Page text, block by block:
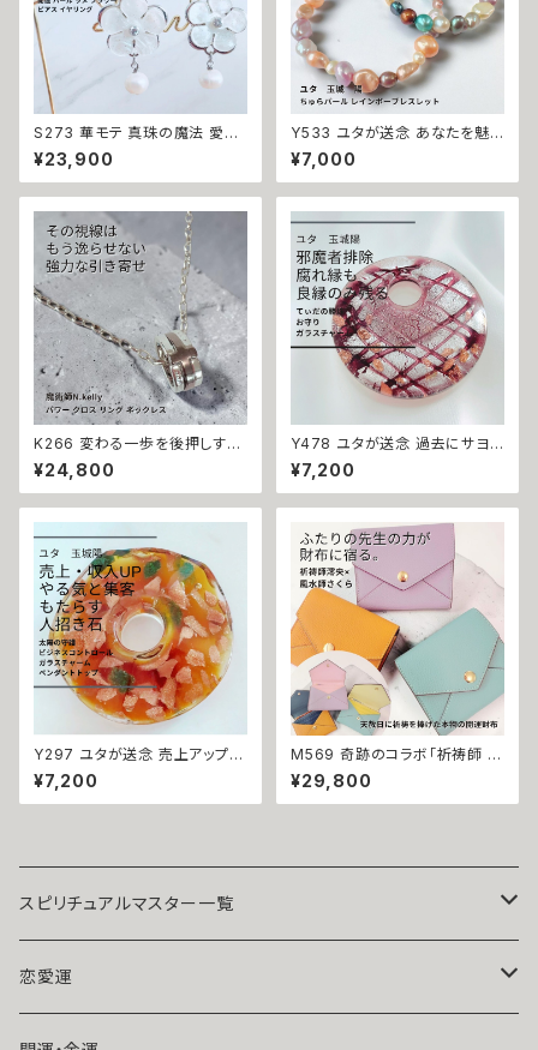
S273 華モテ 真珠の魔法 愛さ
れ上手な人気者へ 開運 パール
ラメ フラワー ピアス イヤリング
ウィッカの３つの魔法 花 人気 モ
アップ 幸運 召致 潜在能力 魔術
魔法 おまじない 白魔法 強力 ア
クセサリー パワーストーン
¥23,900
Y533 ユタが送念 あなたを魅
了の中心へ 誘いが増えすぎて困
る ちゅらパール レインボーブレ
スレット ユタ 占い 祈祷 送念 真
力 魅力 魅了 ときめき 沖縄 強
さ ネイチャーパワー
¥7,000
K266 変わる一歩を後押しする
【強力な引き寄せ】アフロディテ
の神秘パワー クロス リング ネ
ックレス｜復縁・片思い成就 N.
結び 魅力アップ エネルギー 魅
力 魔力 魔術 白魔術 願い 叶う
結び 開運 強運 本物 パワースト
ーン お守り 強力 男女兼用
¥24,800
Y478 ユタが送念 過去にサヨナ
ラ 悪縁を断つ ライバルに勝つ
太陽の守護 てぃだの勝珠 お守
り ガラスチャーム 祈祷 送念 恋
海 祈祷師 お守り 御守り 沖縄
強さ ネイチャーパワー
¥7,200
Y297 ユタが送念 売上アップ
やる気をもたらす ビジネスコン
トロール ガラスチャーム ペンダ
ントトップ 仕事運 商売運 就活
力 ネイチャーパワー お守り 御
トーン
¥7,200
M569 奇跡のコラボ「祈祷師 澪
央 先生×風水師 さくら 先生」開
運 エンペロープ コンパクト ミ
ニ レザーウォレット 金運・財運・
須様 造化の三神 龍神 御守り
¥29,800
スピリチュアルマスター一覧
魔術師アリエル
恋愛運